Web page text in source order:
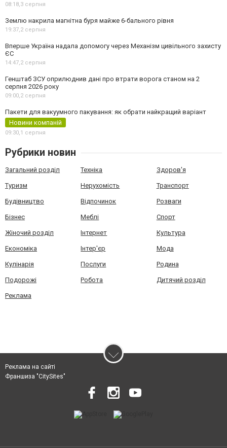
08:18,3 серпня
Землю накрила магнітна буря майже 6-бального рівня
19:37,2 серпня
Вперше Україна надала допомогу через Механізм цивільного захисту
ЄС
14:47,2 серпня
Генштаб ЗСУ оприлюднив дані про втрати ворога станом на 2
серпня 2026 року
09:00,2 серпня
Пакети для вакуумного пакування: як обрати найкращий варіант
Новини компаній
09:30,1 серпня
Рубрики новин
Загальний розділ Техніка Здоров'я
Туризм Нерухомість Транспорт
Будівництво Відпочинок Розваги
Бізнес Меблі Спорт
Жіночий розділ Інтернет Культура
Економіка Інтер'єр Мода
Кулінарія Послуги Родина
Подорожі Робота Дитячий розділ
Реклама
Реклама на сайті
Франшиза "CitySites"